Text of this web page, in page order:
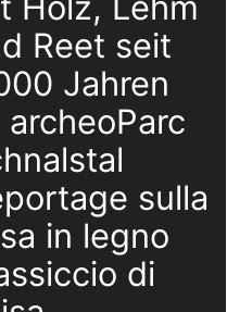
Reet seit
Jahren
archeoParc
sulla
in legno
di